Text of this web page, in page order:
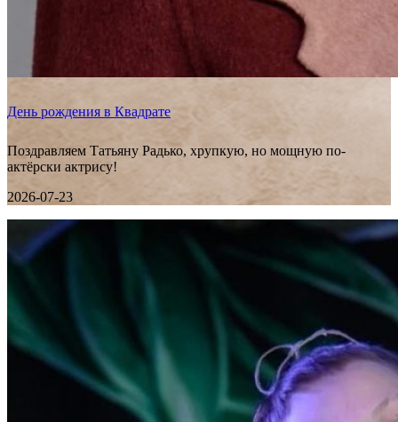
День рождения в Квадрате
Поздравляем Татьяну Радько, хрупкую, но мощную по-
актёрски актрису!
2026-07-23